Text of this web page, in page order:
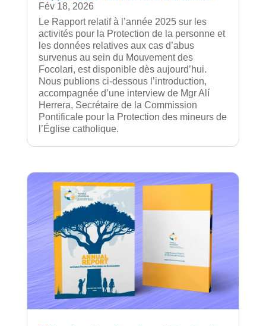
Fév 18, 2026
Le Rapport relatif à l’année 2025 sur les
activités pour la Protection de la personne et
les données relatives aux cas d’abus
survenus au sein du Mouvement des
Focolari, est disponible dès aujourd’hui.
Nous publions ci-dessous l’introduction,
accompagnée d’une interview de Mgr Alí
Herrera, Secrétaire de la Commission
Pontificale pour la Protection des mineurs de
l’Église catholique.